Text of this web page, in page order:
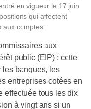
en vigueur le 17 juin
qui affectent
aux comptes :
aux
public (EIP) : cette
les banques, les
entreprises cotées en
effectuée tous les dix
à vingt ans si un